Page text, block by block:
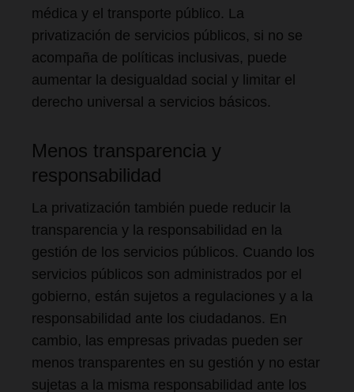
médica y el transporte público. La
privatización de servicios públicos, si no se
acompaña de políticas inclusivas, puede
aumentar la desigualdad social y limitar el
derecho universal a servicios básicos.
Menos transparencia y
responsabilidad
La privatización también puede reducir la
transparencia y la responsabilidad en la
gestión de los servicios públicos. Cuando los
servicios públicos son administrados por el
gobierno, están sujetos a regulaciones y a la
responsabilidad ante los ciudadanos. En
cambio, las empresas privadas pueden ser
menos transparentes en su gestión y no estar
sujetas a la misma responsabilidad ante los